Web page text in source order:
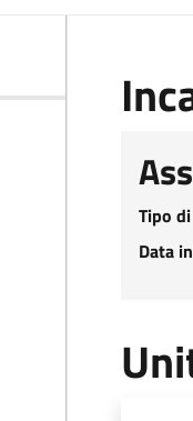
Tipo
Data